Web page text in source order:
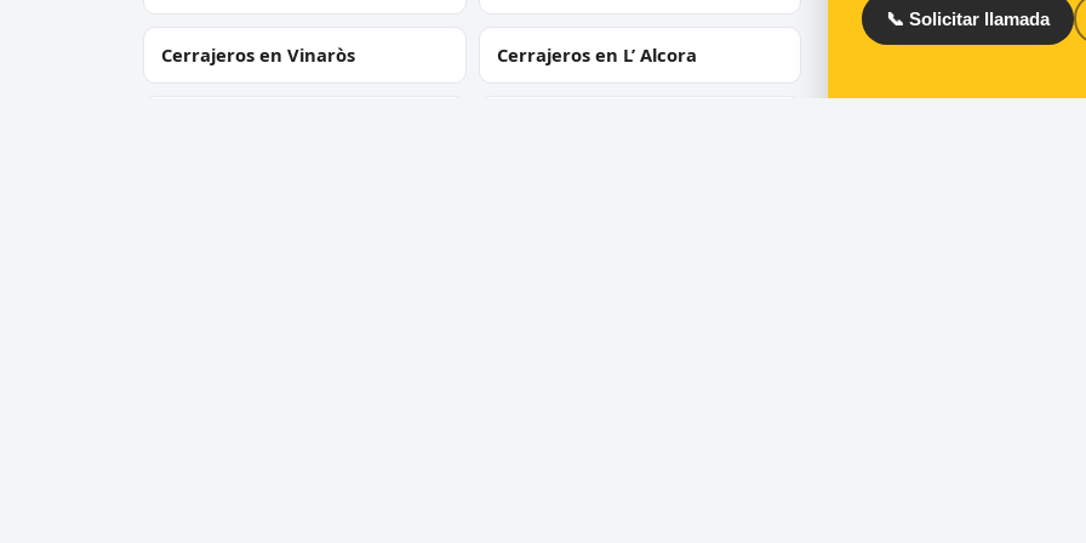
Cerrajeros en Vinaròs Cerrajeros en L’ Alcora
📞 Solicitar llamada